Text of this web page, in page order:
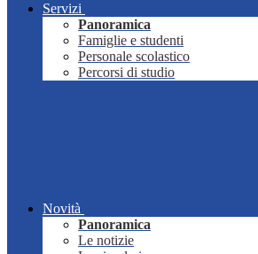
Servizi
Panoramica
Famiglie e studenti
Personale scolastico
Percorsi di studio
Novità
Panoramica
Le notizie